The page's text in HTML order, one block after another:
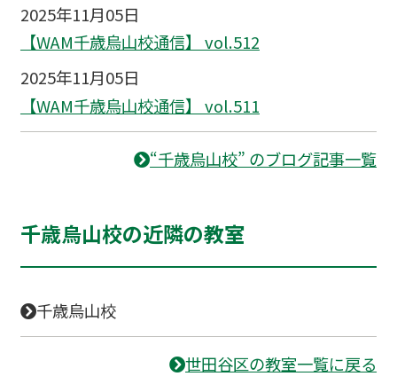
2025年11月05日
【WAM千歳烏山校通信】 vol.512
2025年11月05日
【WAM千歳烏山校通信】 vol.511
“千歳烏山校” のブログ記事一覧
千歳烏山校の近隣の教室
千歳烏山校
世田谷区の教室一覧に戻る